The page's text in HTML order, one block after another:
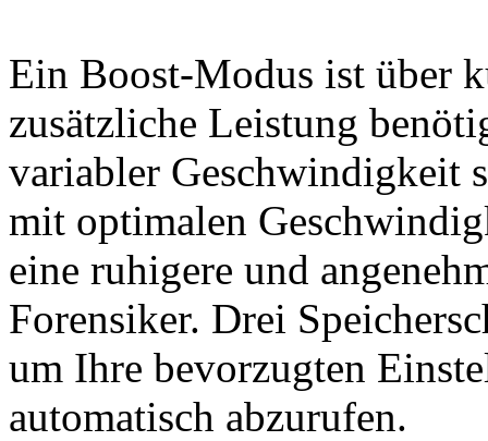
Ein Boost-Modus ist über
zusätzliche Leistung
variabler Geschwindigkeit
mit optimalen
eine ruhigere und
Forensiker. Drei
um Ihre bevorzugten
automatisch abzurufen.